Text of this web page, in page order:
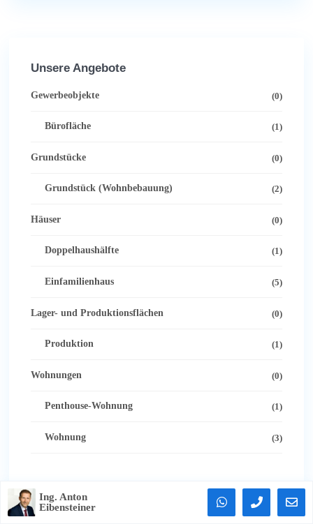
Unsere Angebote
Gewerbeobjekte (0)
Bürofläche (1)
Grundstücke (0)
Grundstück (Wohnbebauung) (2)
Häuser (0)
Doppelhaushälfte (1)
Einfamilienhaus (5)
Lager- und Produktionsflächen (0)
Produktion (1)
Wohnungen (0)
Penthouse-Wohnung (1)
Wohnung (3)
Ing. Anton
Eibensteiner